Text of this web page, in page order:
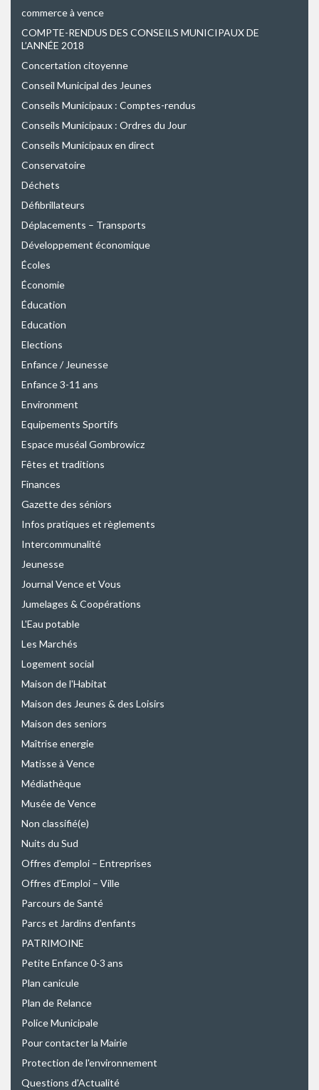
commerce à vence
COMPTE-RENDUS DES CONSEILS MUNICIPAUX DE
L’ANNÉE 2018
Concertation citoyenne
Conseil Municipal des Jeunes
Conseils Municipaux : Comptes-rendus
Conseils Municipaux : Ordres du Jour
Conseils Municipaux en direct
Conservatoire
Déchets
Défibrillateurs
Déplacements – Transports
Développement économique
Écoles
Économie
Éducation
Education
Elections
Enfance / Jeunesse
Enfance 3-11 ans
Environment
Equipements Sportifs
Espace muséal Gombrowicz
Fêtes et traditions
Finances
Gazette des séniors
Infos pratiques et règlements
Intercommunalité
Jeunesse
Journal Vence et Vous
Jumelages & Coopérations
L'Eau potable
Les Marchés
Logement social
Maison de l'Habitat
Maison des Jeunes & des Loisirs
Maison des seniors
Maîtrise energie
Matisse à Vence
Médiathèque
Musée de Vence
Non classifié(e)
Nuits du Sud
Offres d'emploi – Entreprises
Offres d'Emploi – Ville
Parcours de Santé
Parcs et Jardins d'enfants
PATRIMOINE
Petite Enfance 0-3 ans
Plan canicule
Plan de Relance
Police Municipale
Pour contacter la Mairie
Protection de l'environnement
Questions d'Actualité